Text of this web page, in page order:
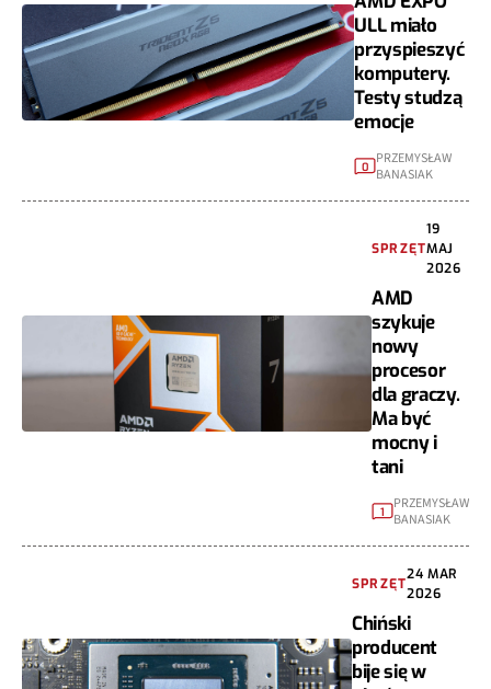
ULL miało
przyspieszyć
komputery.
Testy studzą
emocje
0
PRZEMYSŁAW
BANASIAK
SPRZĘT
19
MAJ
2026
AMD
szykuje
nowy
procesor
dla graczy.
Ma być
mocny i
tani
1
PRZEMYSŁAW
BANASIAK
SPRZĘT
24 MAR
2026
Chiński
producent
bije się w